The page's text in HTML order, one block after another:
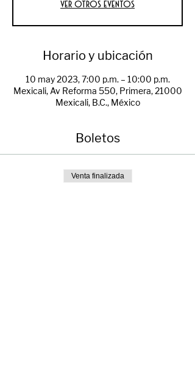
Ver otros eventos
Horario y ubicación
10 may 2023, 7:00 p.m. – 10:00 p.m.
Mexicali, Av Reforma 550, Primera, 21000
Mexicali, B.C., México
Boletos
Venta finalizada